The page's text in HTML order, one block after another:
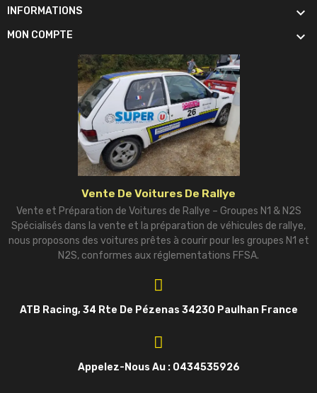
INFORMATIONS 
MON COMPTE 
Vente De Voitures De Rallye
Vente et Préparation de Voitures de Rallye – Groupes N1 & N2S
Spécialisés dans la vente et la préparation de véhicules de rallye,
nous proposons des voitures prêtes à courir pour les groupes N1 et
N2S, conformes aux réglementations FFSA.
ATB Racing, 34 Rte De Pézenas 34230 Paulhan France
Appelez-Nous Au : 0434535926